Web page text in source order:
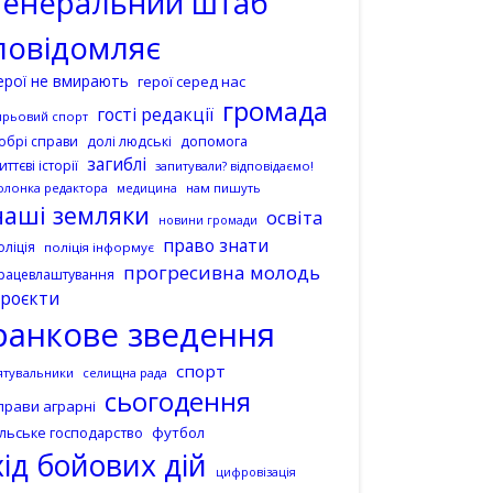
не вмирають герої серед нас
спорт гості редакції громада
справи долі людські допомога
історії загиблі запитували? відповідаємо!
редактора
медицина нам пишуть
земляки новини громади освіта
поліція інформує право знати
прогресивна молодь
зведення
селищна рада спорт
аграрні сьогодення
господарство футбол
бойових дій цифровізація